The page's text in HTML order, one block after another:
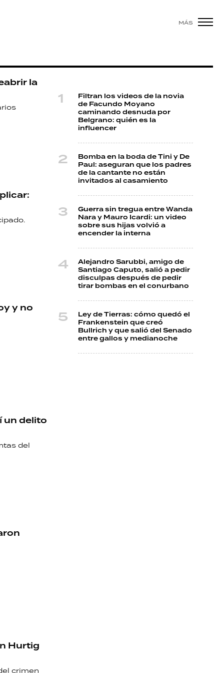
MÁS
la
y no
un delito
del
Hurtig
crimen
Filtran los videos de la novia
de Facundo Moyano
caminando desnuda por
Belgrano: quién es la
influencer
Bomba en la boda de Tini y De
Paul: aseguran que los padres
de la cantante no están
invitados al casamiento
Guerra sin tregua entre Wanda
Nara y Mauro Icardi: un video
sobre sus hijas volvió a
encender la interna
Alejandro Sarubbi, amigo de
Santiago Caputo, salió a pedir
disculpas después de pedir
tirar bombas en el conurbano
Ley de Tierras: cómo quedó el
Frankenstein que creó
Bullrich y que salió del Senado
entre gallos y medianoche